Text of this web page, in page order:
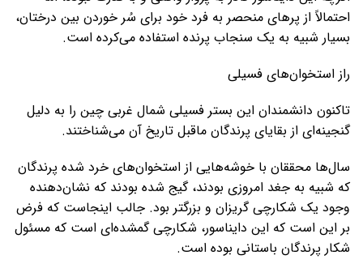
احتمالاً از پرهای منحصر به فرد خود برای سُر خوردن بین درختان،
بسیار شبیه به یک سنجاب پرنده استفاده می‌کرده است.
راز استخوان‌های فسیلی
تاکنون دانشمندان این بستر فسیلی شمال غربی چین را به دلیل
گنجینه‌ای از بقایای پرندگان ماقبل تاریخ آن می‌شناختند.
سال‌ها محققان با خوشه‌هایی از استخوان‌های خرد شده پرندگان
که شبیه به جغد امروزی بودند، گیج شده بودند که نشان‌دهنده
وجود یک شکارچی گریزان و بزرگتر بود. جالب اینجاست که فرض
بر این است که این دایناسور، شکارچی گمشده‌ای است که مسئول
شکار پرندگان باستانی بوده است.